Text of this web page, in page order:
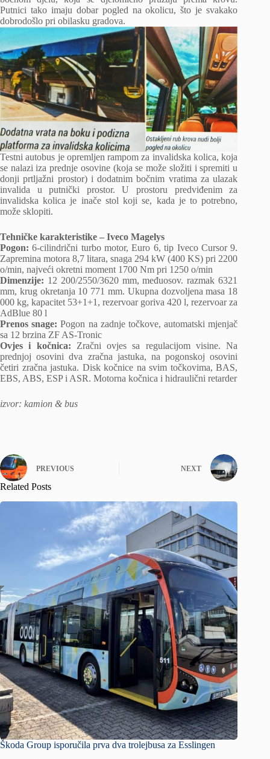
Putnici tako imaju dobar pogled na okolicu, što je svakako
dobrodošlo pri obilasku gradova.
Testni autobus je opremljen rampom za invalidska kolica, koja
se nalazi iza prednje osovine (koja se može složiti i spremiti u
donji prtljažni prostor) i dodatnim bočnim vratima za ulazak
invalida u putnički prostor. U prostoru predviđenim za
invalidska kolica je inače stol koji se, kada je to potrebno,
može sklopiti.
Tehničke karakteristike – Iveco Magelys
Pogon:6-cilindrični turbo motor, Euro 6, tip Iveco Cursor 9.
Zapremina motora 8,7 litara, snaga 294 kW (400 KS) pri 2200
o/min, najveći okretni moment 1700 Nm pri 1250 o/min
Dimenzije: 12 200/2550/3620 mm, međuosov. razmak 6321
mm, krug okretanja 10 771 mm. Ukupna dozvoljena masa 18
000 kg, kapacitet 53+1+1, rezervoar goriva 420 l, rezervoar za
AdBlue 80 l
Prenos snage:Pogon na zadnje točkove, automatski mjenjač
sa 12 brzina ZF AS-Tronic
Ovjes i kočnica: Zračni ovjes sa regulacijom visine. Na
prednjoj osovini dva zračna jastuka, na pogonskoj osovini
četiri zračna jastuka. Disk kočnice na svim točkovima, BAS,
EBS, ABS, ESP i ASR. Motorna kočnica i hidraulični retarder
izvor: kamion & bus
PREVIOUS NEXT
Related Posts
Škoda Group isporučila prva dva trolejbusa za Esslingen